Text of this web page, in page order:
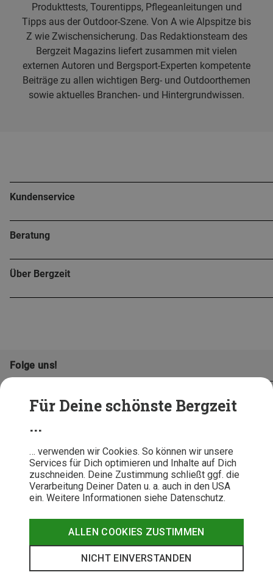
Für Deine schönste Bergzeit
...
… verwenden wir Cookies. So können wir unsere
Services für Dich optimieren und Inhalte auf Dich
zuschneiden. Deine Zustimmung schließt ggf. die
Verarbeitung Deiner Daten u. a. auch in den USA
ein. Weitere Informationen siehe Datenschutz.
ALLEN COOKIES ZUSTIMMEN
NICHT EINVERSTANDEN
Produkttests, Tourentipps, Pflegeanleitungen und
Tipps aus der Outdoor-Szene. Von A wie Alpspitze bis
Z wie Zwischensicherung. Das Redaktionsteam des
Bergzeit Magazins liefert zusammen mit vielen
externen Autoren und Bergsport-Experten kompetente
Beiträge zu allen wichtigen Berg- und Outdoorthemen
sowie aktuelles Branchen- und Hintergrundwissen.
Kundenservice
Beratung
Über Bergzeit
Folge uns!
© 2026 Bergzeit GmbH © Bergsport, Outdoor & Trekking Shop